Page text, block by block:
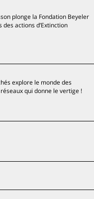
plonge la Fondation Beyeler
actions d’Extinction
explore le monde des
qui donne le vertige !